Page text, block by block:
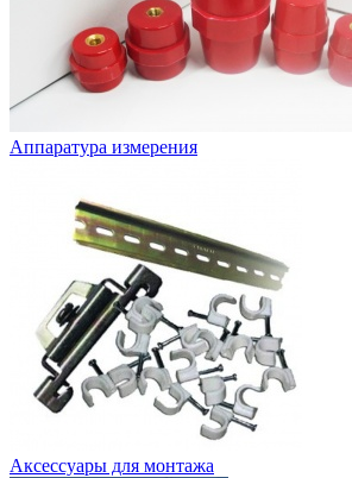
Аппаратура измерения
Аксессуары для монтажа